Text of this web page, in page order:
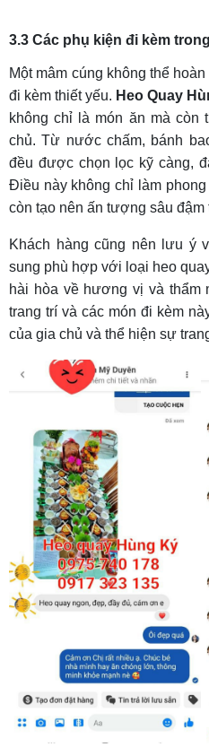
3.3 Các phụ kiện đi kèm
Một mâm cúng không thể
đi kèm thiết yếu. Heo Quay
không chỉ là món ăn mà còn
chủ. Từ nước chấm, bánh
đều được chọn lọc kỹ càng,
Điều này không chỉ làm
còn tạo nên ấn tượng sâu
Khách hàng cũng nên lưu ý
sung phù hợp với loại heo
hài hòa về hương vị và thẩm
trang trí và các món đi kèm
của gia chủ và thể hiện sự